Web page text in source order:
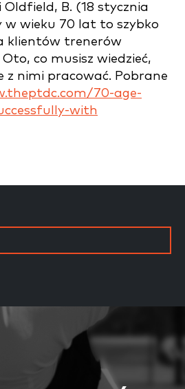
Oldfield, B. (18 stycznia
w wieku 70 lat to szybko
klientów trenerów
co musisz wiedzieć,
z nimi pracować. Pobrane
70-age-
with